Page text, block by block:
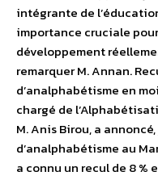
intégrante de
importance cruciale
développement
remarquer M. Annan.
d’analphabétisme en
chargé de
M. Anis Birou, a
d’analphabétisme au
a connu un recul de 8 %